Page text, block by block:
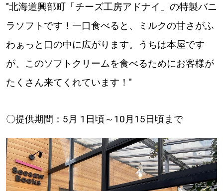
北海道で暮らす、あなたとつくる、
明日への”きっかけ”WEBマガジン
【札幌のお気に入りを見つけたい】
【道央のお気に入りを見つけたい】
【道東のお気に入りを見つけたい】
"北海道興部町「チーズ工房アドナイ」の特製バニ
ラソフトです！一口食べると、ミルクの甘さがふ
わぁっと口の中に広がります。うちは本屋です
が、このソフトクリームを食べるためにお客様が
たくさん来てくれています！"
〇提供期間：5月 1日頃～10月15日頃まで